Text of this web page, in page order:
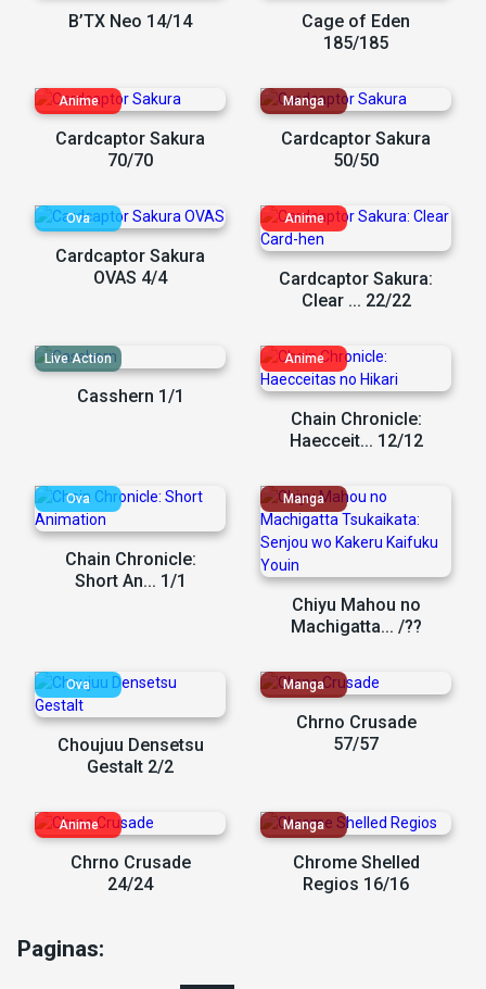
B’TX Neo 14/14
Cage of Eden
185/185
Cardcaptor Sakura
70/70
Cardcaptor Sakura
50/50
Cardcaptor Sakura
OVAS 4/4
Cardcaptor Sakura:
Clear ... 22/22
Casshern 1/1
Chain Chronicle:
Haecceit... 12/12
Chain Chronicle:
Short An... 1/1
Chiyu Mahou no
Machigatta... /??
Choujuu Densetsu
Gestalt 2/2
Chrno Crusade
57/57
Chrno Crusade
24/24
Chrome Shelled
Regios 16/16
Paginas: